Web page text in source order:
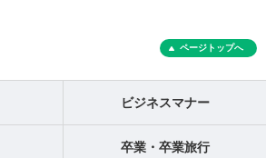
ページトップへ
ビジネスマナー
卒業・卒業旅行